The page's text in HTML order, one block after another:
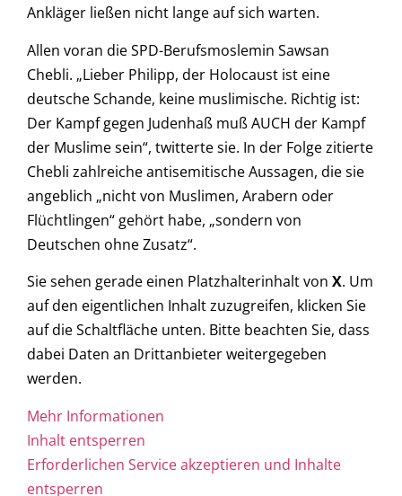
Ankläger ließen nicht lange auf sich warten.
Allen voran die SPD-Berufsmoslemin Sawsan
Chebli. „Lieber Philipp, der Holocaust ist eine
deutsche Schande, keine muslimische. Richtig ist:
Der Kampf gegen Judenhaß muß AUCH der Kampf
der Muslime sein“, twitterte sie. In der Folge zitierte
Chebli zahlreiche antisemitische Aussagen, die sie
angeblich „nicht von Muslimen, Arabern oder
Flüchtlingen“ gehört habe, „sondern von
Deutschen ohne Zusatz“.
Sie sehen gerade einen Platzhalterinhalt von X. Um
auf den eigentlichen Inhalt zuzugreifen, klicken Sie
auf die Schaltfläche unten. Bitte beachten Sie, dass
dabei Daten an Drittanbieter weitergegeben
werden.
Mehr Informationen
Inhalt entsperren
Erforderlichen Service akzeptieren und Inhalte
entsperren